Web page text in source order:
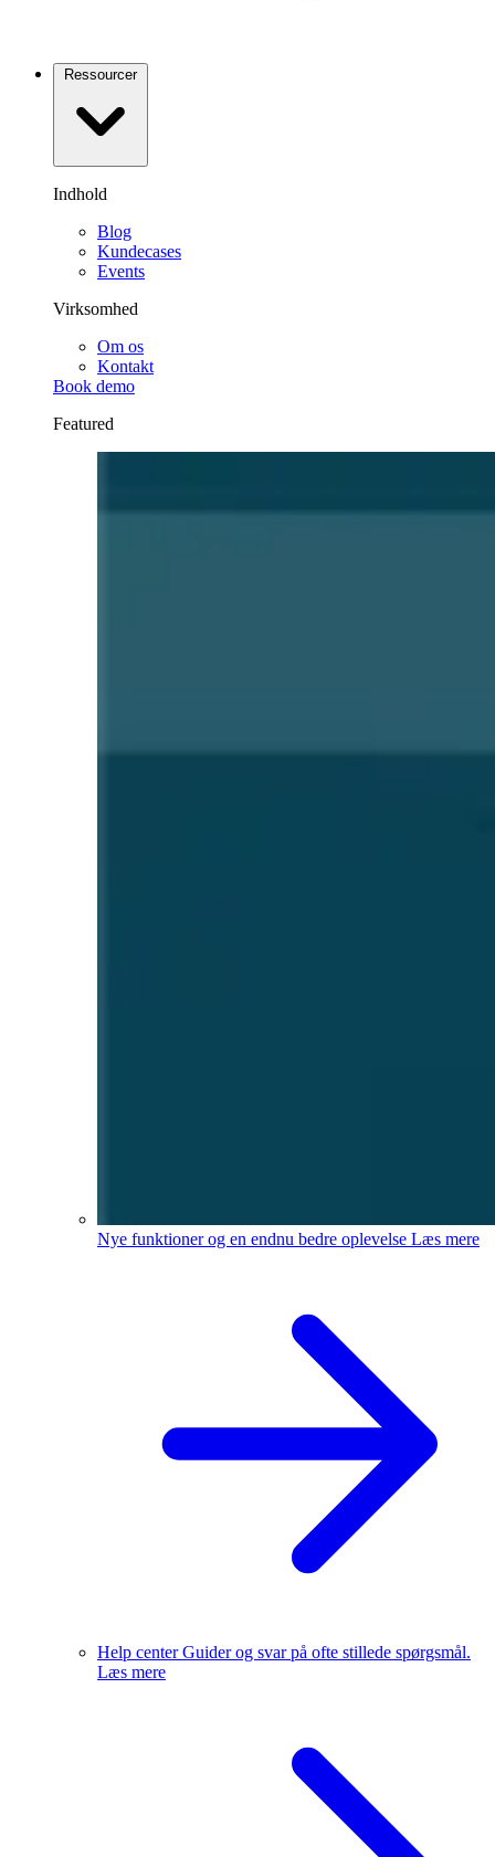
Ressourcer
Indhold
Blog
Kundecases
Events
Virksomhed
Om os
Kontakt
Book demo
Featured
Nye funktioner og en endnu bedre oplevelse Læs mere
Help centerGuider og svar på ofte stillede spørgsmål.
Læs mere